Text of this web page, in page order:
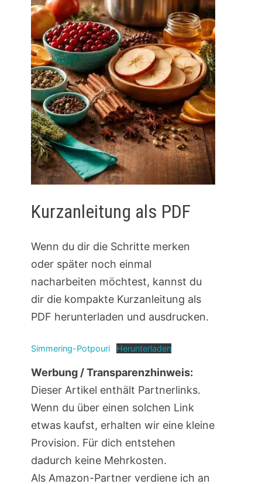
Kurzanleitung als PDF
Wenn du dir die Schritte merken
oder später noch einmal
nacharbeiten möchtest, kannst du
dir die kompakte Kurzanleitung als
PDF herunterladen und ausdrucken.
Simmering-Potpouri Herunterladen
Werbung / Transparenzhinweis:
Dieser Artikel enthält Partnerlinks.
Wenn du über einen solchen Link
etwas kaufst, erhalten wir eine kleine
Provision. Für dich entstehen
dadurch keine Mehrkosten.
Als Amazon-Partner verdiene ich an